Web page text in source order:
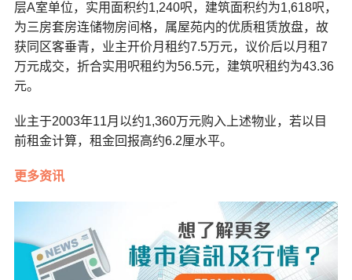
层A室单位，实用面积约1,240呎，建筑面积约为1,618呎，
为三房套房连储物房间格，属屋苑内的优质租赁放盘，故
获同区客垂青，业主开价月租约7.5万元，议价后以月租7
万元成交，折合实用呎租约为56.5元，建筑呎租约为43.36
元。
业主于2003年11月以约1,360万元购入上述物业，若以目
前租金计算，租金回报高约6.2厘水平。
更多资讯